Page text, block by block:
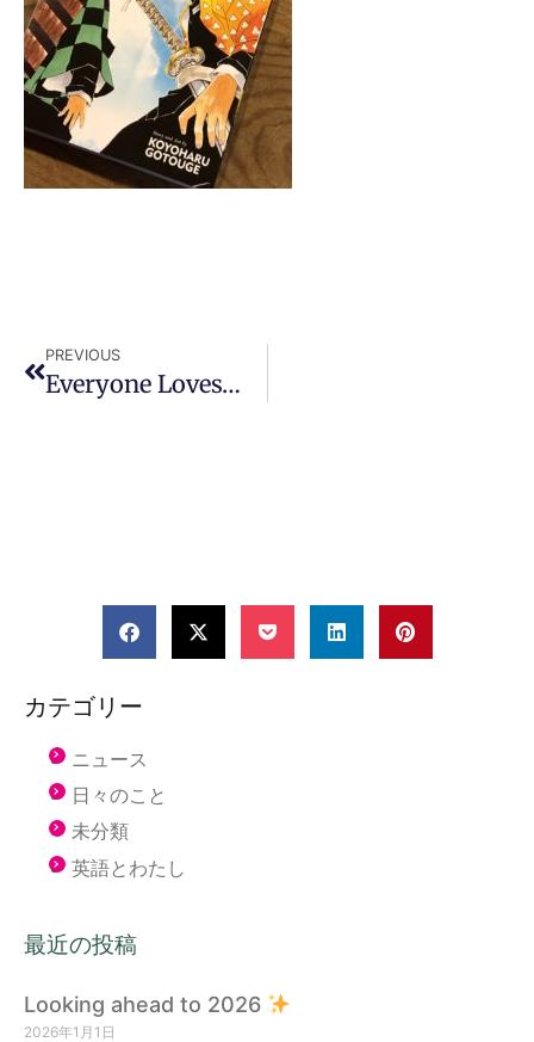
PREVIOUS
Everyone Loves…
カテゴリー
ニュース
日々のこと
未分類
英語とわたし
最近の投稿
Looking ahead to 2026
2026年1月1日